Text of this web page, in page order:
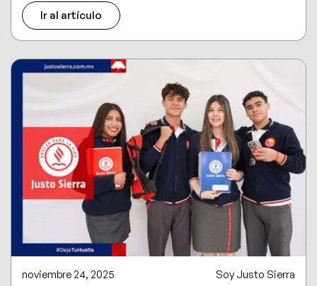
Ir al artículo
noviembre 24, 2025 Soy Justo Sierra